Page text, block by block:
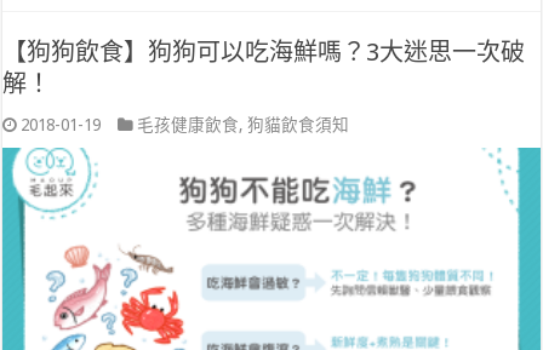
【狗狗飲食】狗狗可以吃海鮮嗎？3大迷思一次破
解！
2018-01-19 毛孩健康飲食,狗貓飲食須知